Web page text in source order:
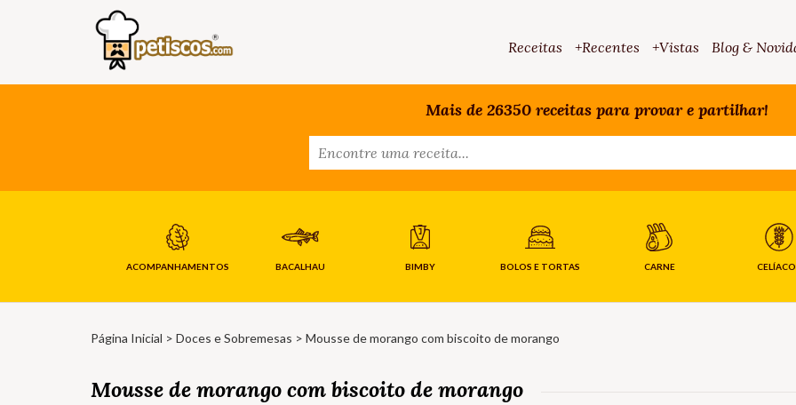
Receitas +Recentes +Vistas Blog &
Mais de 26350 receitas para provar e partilhar!
ACOMPANHAMENTOS BACALHAU BIMBY BOLOS E TORTAS CARNE
Página Inicial > Doces e Sobremesas > Mousse de morango com biscoito de morango
Mousse de morango com biscoito de morango